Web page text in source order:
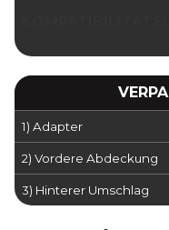
1) Adapter
2) Vordere Abdeckung
3) Hinterer Umschlag